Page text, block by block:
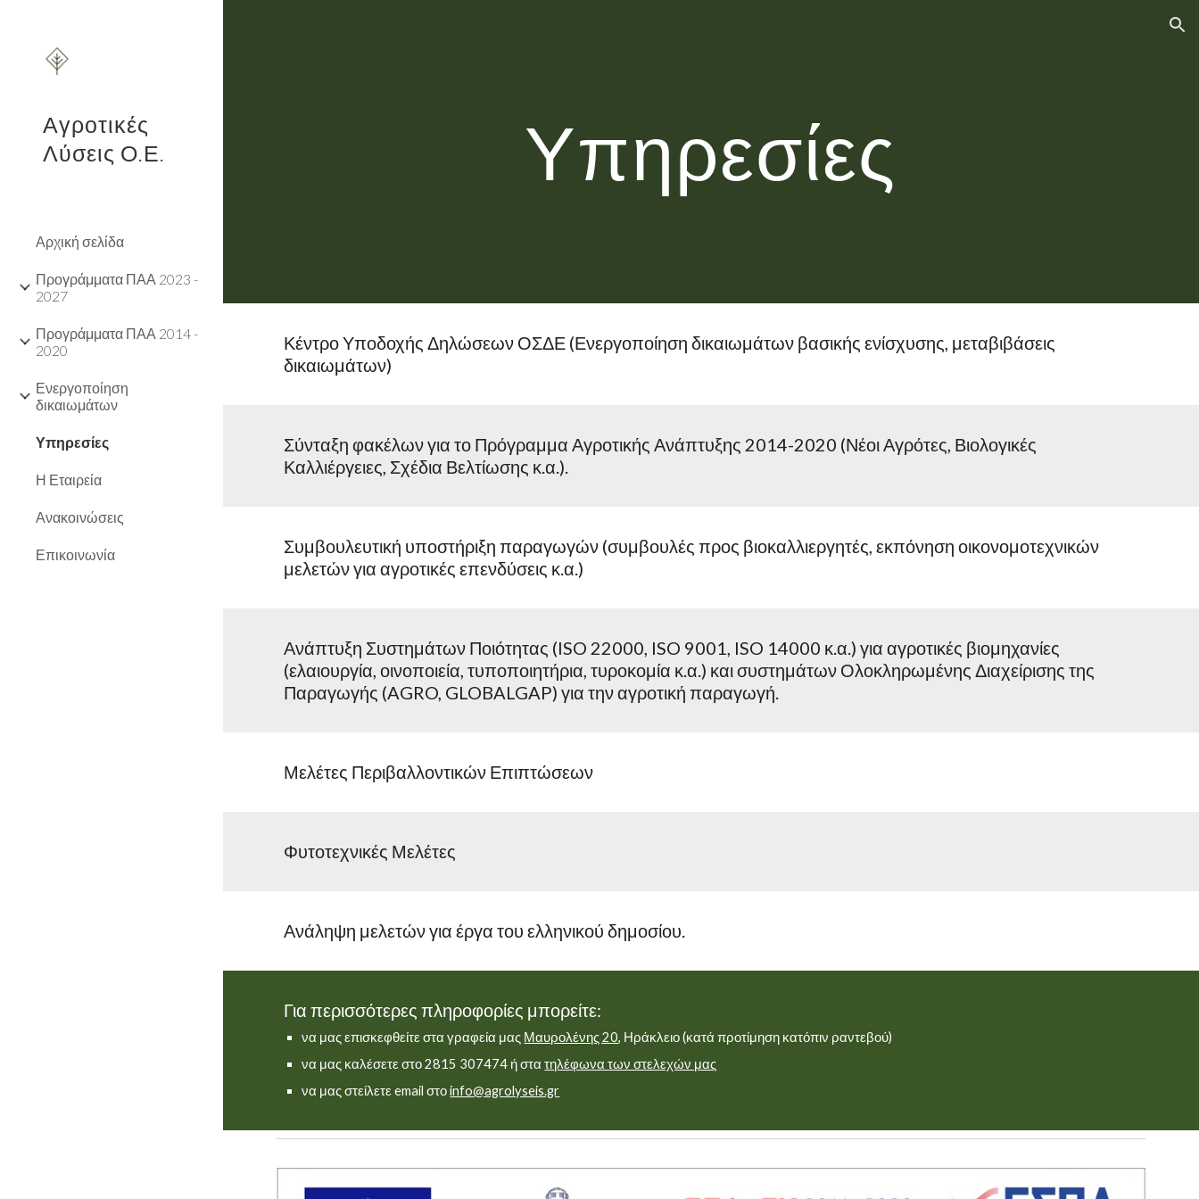
Αγροτικές
Λύσεις Ο.Ε.
Αρχική σελίδα
Προγράμματα ΠΑΑ 2023 -
2027
Προγράμματα ΠΑΑ 2014 -
2020
Ενεργοποίηση
δικαιωμάτων
Υπηρεσίες
Η Εταιρεία
Ανακοινώσεις
Επικοινωνία
Υπηρεσίες
Κέντρο Υποδοχής Δηλώσεων ΟΣΔΕ (Ενεργοποίηση δικαιωμάτων βασικής ενίσχυσης, μεταβιβάσεις
δικαιωμάτων)
Σύνταξη φακέλων για το Πρόγραμμα Αγροτικής Ανάπτυξης 2014-2020 (Νέοι Αγρότες, Βιολογικές
Καλλιέργειες, Σχέδια Βελτίωσης κ.α.).
Συμβουλευτική υποστήριξη παραγωγών (συμβουλές προς βιοκαλλιεργητές, εκπόνηση οικονομοτεχνικών
μελετών για αγροτικές επενδύσεις κ.α.)
Ανάπτυξη Συστημάτων Ποιότητας (ISO 22000, ISO 9001, ISO 14000 κ.α.) για αγροτικές βιομηχανίες
(ελαιουργία, οινοποιεία, τυποποιητήρια, τυροκομία κ.α.) και συστημάτων Ολοκληρωμένης Διαχείρισης της
Παραγωγής (AGRO, GLOBALGAP) για την αγροτική παραγωγή.
Μελέτες Περιβαλλοντικών Επιπτώσεων
Φυτοτεχνικές Μελέτες
Ανάληψη μελετών για έργα του ελληνικού δημοσίου.
Για περισσότερες πληροφορίες μπορείτε:
να μας επισκεφθείτε στα γραφεία μας Μαυρολένης 20, Ηράκλειο (κατά προτίμηση κατόπιν ραντεβού)
να μας καλέσετε στο 2815 307474 ή στατηλέφωνα των στελεχών μας
να μας στείλετε email στοinfo@agrolyseis.gr